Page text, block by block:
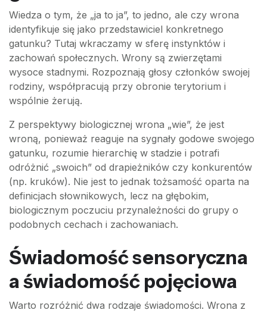
Wiedza o tym, że „ja to ja”, to jedno, ale czy wrona
identyfikuje się jako przedstawiciel konkretnego
gatunku? Tutaj wkraczamy w sferę instynktów i
zachowań społecznych. Wrony są zwierzętami
wysoce stadnymi. Rozpoznają głosy członków swojej
rodziny, współpracują przy obronie terytorium i
wspólnie żerują.
Z perspektywy biologicznej wrona „wie”, że jest
wroną, ponieważ reaguje na sygnały godowe swojego
gatunku, rozumie hierarchię w stadzie i potrafi
odróżnić „swoich” od drapieżników czy konkurentów
(np. kruków). Nie jest to jednak tożsamość oparta na
definicjach słownikowych, lecz na głębokim,
biologicznym poczuciu przynależności do grupy o
podobnych cechach i zachowaniach.
Świadomość sensoryczna
a świadomość pojęciowa
Warto rozróżnić dwa rodzaje świadomości. Wrona z